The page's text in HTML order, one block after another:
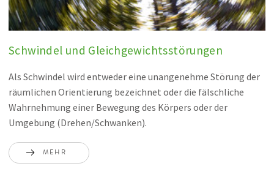
Schwindel und Gleichgewichtsstörungen
Als Schwindel wird entweder eine unangenehme Störung der
räumlichen Orientierung bezeichnet oder die fälschliche
Wahrnehmung einer Bewegung des Körpers oder der
Umgebung (Drehen/Schwanken).
MEHR